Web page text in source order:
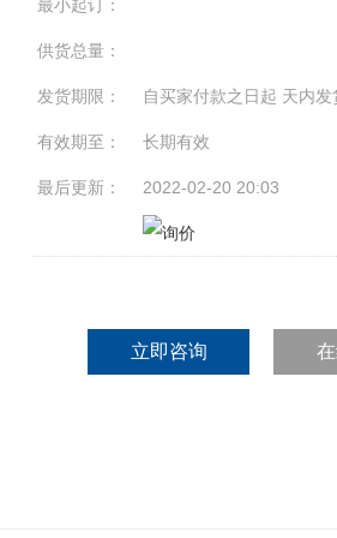
最小起订：
供货总量：
发货期限： 自买家付款之日起 天内发
有效期至： 长期有效
最后更新： 2022-02-20 20:03
立即咨询